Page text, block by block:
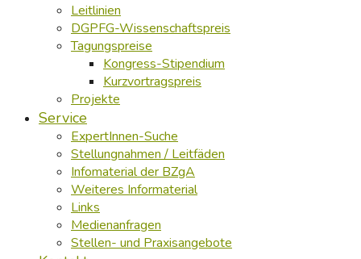
Leitlinien
DGPFG-Wissenschaftspreis
Tagungspreise
Kongress-Stipendium
Kurzvortragspreis
Projekte
Service
ExpertInnen-Suche
Stellungnahmen / Leitfäden
Infomaterial der BZgA
Weiteres Informaterial
Links
Medienanfragen
Stellen- und Praxisangebote